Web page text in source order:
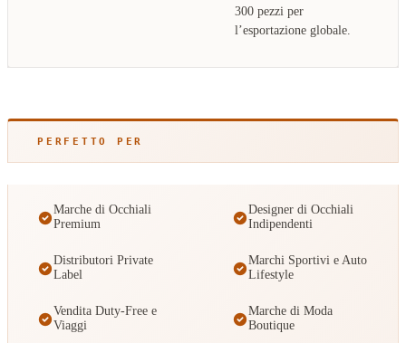
300 pezzi per
l’esportazione globale.
PERFETTO PER
Marche di Occhiali
Premium
Designer di Occhiali
Indipendenti
Distributori Private
Label
Marchi Sportivi e Auto
Lifestyle
Vendita Duty-Free e
Viaggi
Marche di Moda
Boutique